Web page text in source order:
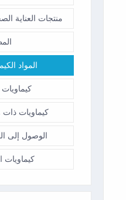
منتجات العناية
المواد
كيماويات
كيماويات
الوصول إلى
كيماويات